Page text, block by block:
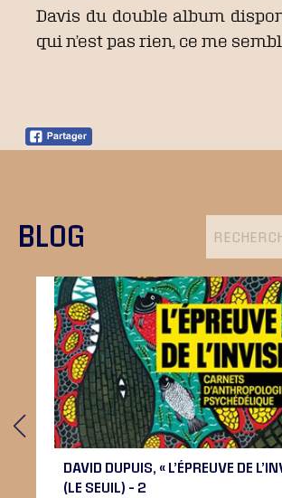
Davis du double album
qui n’est pas rien, ce me
BLOG
DAVID DUPUIS, « L’ÉPREUVE DE
(LE SEUIL) – 2